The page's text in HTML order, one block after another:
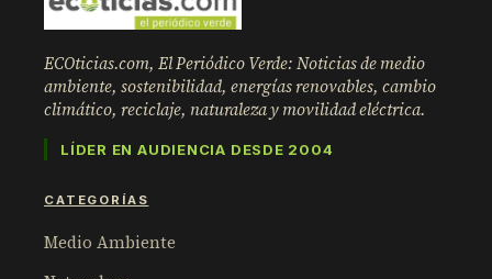
ECOticias.com, El Periódico Verde: Noticias de medio
ambiente, sostenibilidad, energías renovables, cambio
climático, reciclaje, naturaleza y movilidad eléctrica.
LÍDER EN AUDIENCIA DESDE 2004
CATEGORÍAS
Medio Ambiente